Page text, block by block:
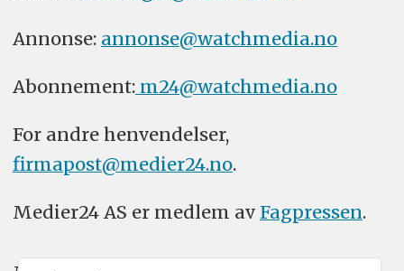
Annonse: annonse@watchmedia.no
Abonnement:m24@watchmedia.no
For andre henvendelser,
firmapost@medier24.no.
Medier24 AS er medlem av Fagpressen.